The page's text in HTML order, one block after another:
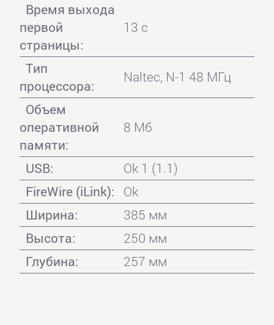
Время выхода
первой
страницы:
13 с
Тип
процессора:
Naltec, N-1 48 МГц
Объем
оперативной
памяти:
8 Мб
USB:
Ok 1 (1.1)
FireWire (iLink):
Ok
Ширина:
385 мм
Высота:
250 мм
Глубина:
257 мм